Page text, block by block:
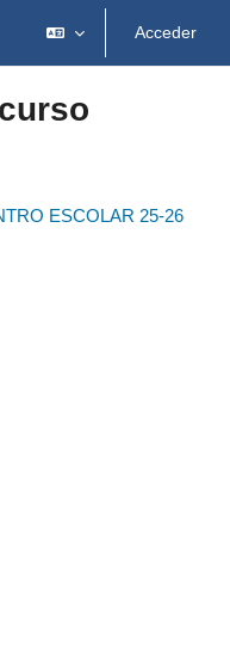
Acceder
ESCOLAR 25-26